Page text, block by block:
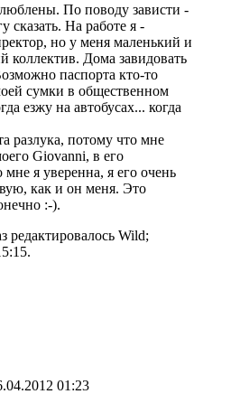
По поводу зависти -
сказать. На работе я -
но у меня маленький и
коллектив. Дома завидовать
паспорта кто-то
сумки в общественном
езжу на автобусах... когда
разлука, потому что мне
Giovanni, в его
я уверенна, я его очень
как и он меня. Это
:-).
редактировалось Wild;
.
01:23